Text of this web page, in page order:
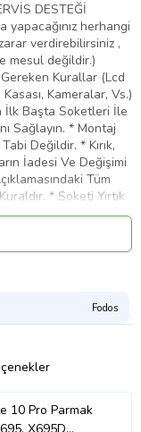
DESTEĞİ
yapacağınız herhangi
verdirebilirsiniz ,
mesul değildir.)
Kurallar (Lcd
Kameralar, Vs.)
İlk Başta Soketleri İle
Sağlayın. * Montaj
Değildir. * Kırık,
İadesi Ve Değişimi
Tüm
* Soketi Yırtık
Kabul Edilemez.
Ürünlerimizden
müşteri
çabuk çözüme
Fodos
10 Pro Parmak